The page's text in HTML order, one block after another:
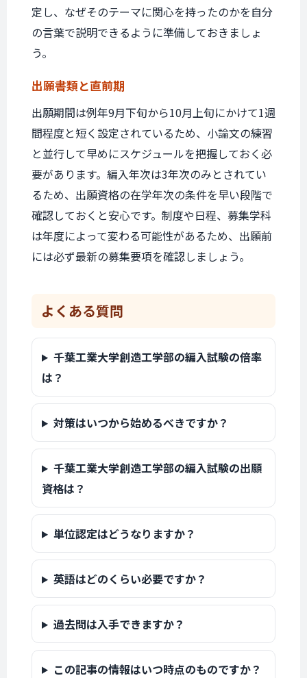
定し、なぜそのテーマに関心を持ったのかを自分
の言葉で説明できるように準備しておきましょ
う。
出願書類と直前期
出願期間は例年9月下旬から10月上旬にかけて1週
間程度と短く設定されているため、小論文の練習
と並行して早めにスケジュールを把握しておく必
要があります。編入年次は3年次のみとされてい
るため、出願資格の在学年次の条件を早い段階で
確認しておくと安心です。制度や日程、募集学科
は年度によって変わる可能性があるため、出願前
には必ず最新の募集要項を確認しましょう。
よくある質問
千葉工業大学創造工学部の編入試験の倍率
は？
対策はいつから始めるべきですか？
千葉工業大学創造工学部の編入試験の出願
資格は？
単位認定はどうなりますか？
英語はどのくらい必要ですか？
過去問は入手できますか？
この記事の情報はいつ時点のものですか？